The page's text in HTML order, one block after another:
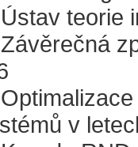
teorie
v